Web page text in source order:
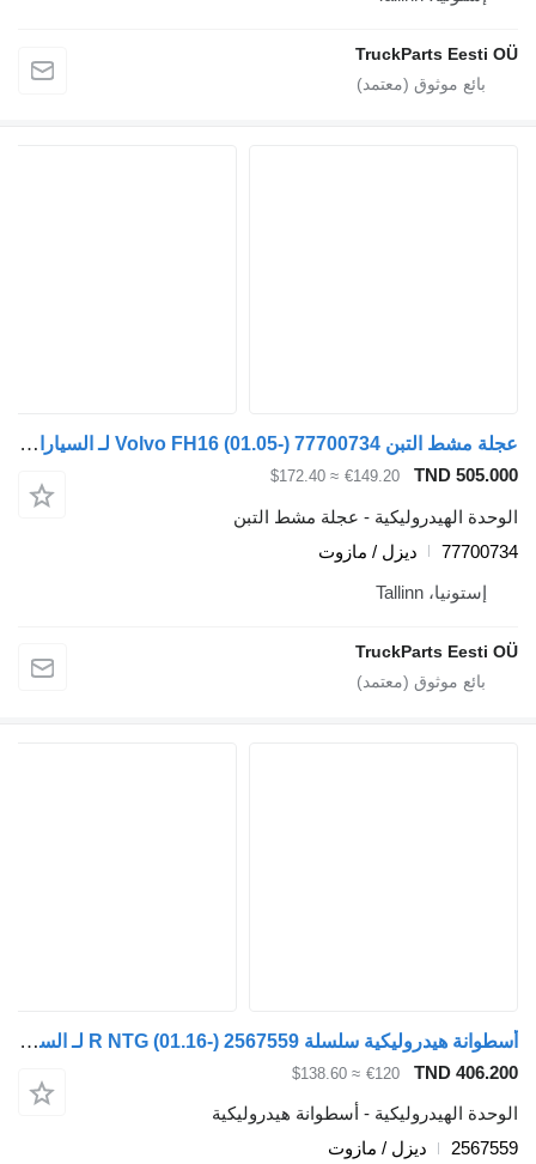
TruckParts Eesti
عجلة مشط التبن Volvo FH16 (01.05-) 77700734 لـ السيارات القاطرة Volvo FH12, FH16, NH12, FH, VNL780 (1993-2014)
TND
€149.20
≈ $172.40
الهيدروليكية - عجلة مشط التبن
ديزل / مازوت
إستونيا، Tallinn
TruckParts Eesti
أسطوانة هيدروليكية سلسلة R NTG (01.16-) 2567559 لـ السيارات القاطرة Scania R-Series NTG (01.16-)
TND
€120
≈ $138.60
الهيدروليكية - أسطوانة هيدروليكية
ديزل / مازوت